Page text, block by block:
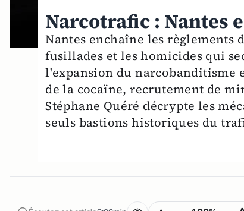
Narcotrafic : Nantes
Nantes enchaîne les règlements
fusillades et les homicides qui
l'expansion du narcobanditisme
de la cocaïne, recrutement de
Stéphane Quéré décrypte les
seuls bastions historiques du